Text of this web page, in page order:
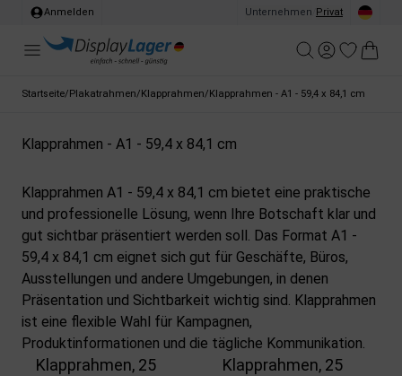
Anmelden Unternehmen Privat
Startseite/Plakatrahmen/Klapprahmen/Klapprahmen - A1 - 59,4 x 84,1 cm
Klapprahmen - A1 - 59,4 x 84,1 cm
Klapprahmen A1 - 59,4 x 84,1 cm bietet eine praktische
und professionelle Lösung, wenn Ihre Botschaft klar und
gut sichtbar präsentiert werden soll. Das Format A1 -
59,4 x 84,1 cm eignet sich gut für Geschäfte, Büros,
Ausstellungen und andere Umgebungen, in denen
Präsentation und Sichtbarkeit wichtig sind. Klapprahmen
ist eine flexible Wahl für Kampagnen,
Produktinformationen und die tägliche Kommunikation.
Klapprahmen, 25
Klapprahmen, 25